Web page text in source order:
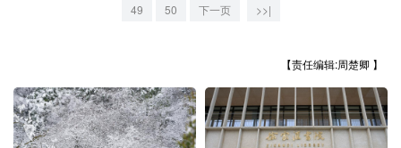
地方频道
北京 天津 河北 山西
49
50 下一页 >>|
【责任编辑:周楚卿 】